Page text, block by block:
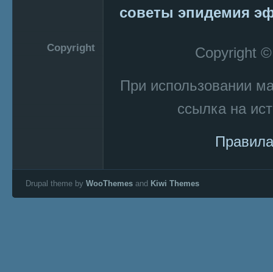
советы эпидемия
Copyright
Copyright
При использовании
ссылка на
Drupal theme by WooThemes and Kiwi Themes